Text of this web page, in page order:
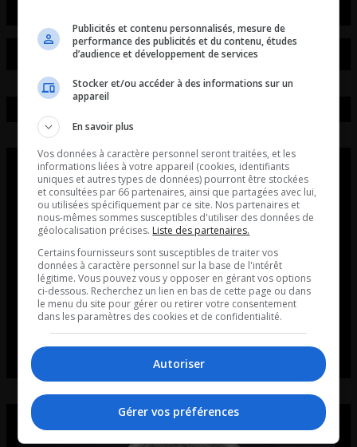
Publicités et contenu personnalisés, mesure de
performance des publicités et du contenu, études
d’audience et développement de services
Stocker et/ou accéder à des informations sur un
appareil
En savoir plus
Vos données à caractère personnel seront traitées, et les
informations liées à votre appareil (cookies, identifiants
uniques et autres types de données) pourront être stockées
et consultées par 66 partenaires, ainsi que partagées avec lui,
ou utilisées spécifiquement par ce site. Nos partenaires et
nous-mêmes sommes susceptibles d'utiliser des données de
géolocalisation précises. Liste des partenaires.
Certains fournisseurs sont susceptibles de traiter vos
données à caractère personnel sur la base de l'intérêt
légitime. Vous pouvez vous y opposer en gérant vos options
ci-dessous. Recherchez un lien en bas de cette page ou dans
le menu du site pour gérer ou retirer votre consentement
dans les paramètres des cookies et de confidentialité.
Autoriser
Gérer vos préférences